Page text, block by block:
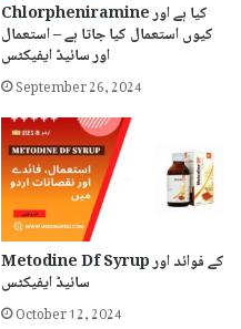
Chlorpheniramine کیا ہے اور
کیوں استعمال کیا جاتا ہے – استعمال
اور سائیڈ ایفیکٹس
September 26, 2024
Metodine Df Syrup کے فوائد اور
سائیڈ ایفیکٹس
October 12, 2024